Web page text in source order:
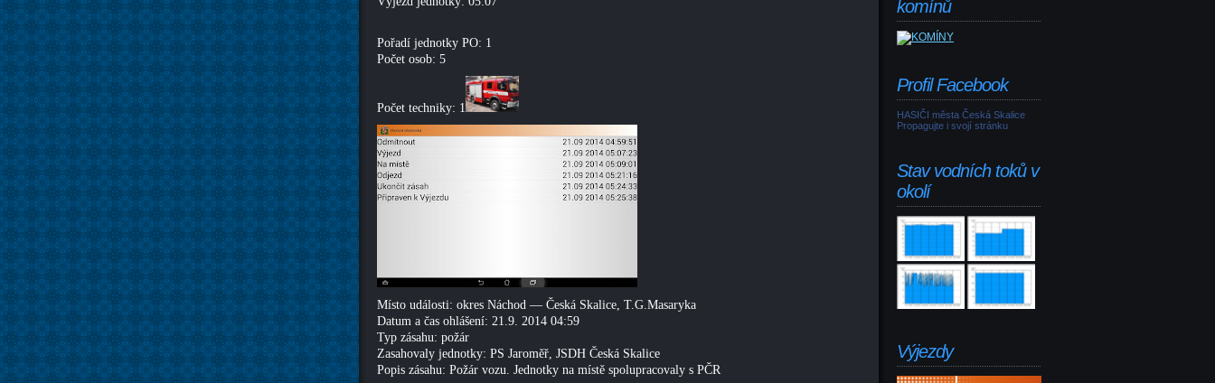
Pořadí jednotky PO: 1
Počet osob: 5
Počet techniky: 1
Místo události: okres Náchod — Česká Skalice, T.G.Masaryka
Datum a čas ohlášení: 21.9. 2014 04:59
Typ zásahu: požár
Zasahovaly jednotky: PS Jaroměř, JSDH Česká Skalice
Popis zásahu: Požár vozu. Jednotky na místě spolupracovaly s PČR
komínů
Profil Facebook
HASIČI města Česká Skalice
Propagujte i svojí stránku
Stav vodních toků v
okolí
Výjezdy